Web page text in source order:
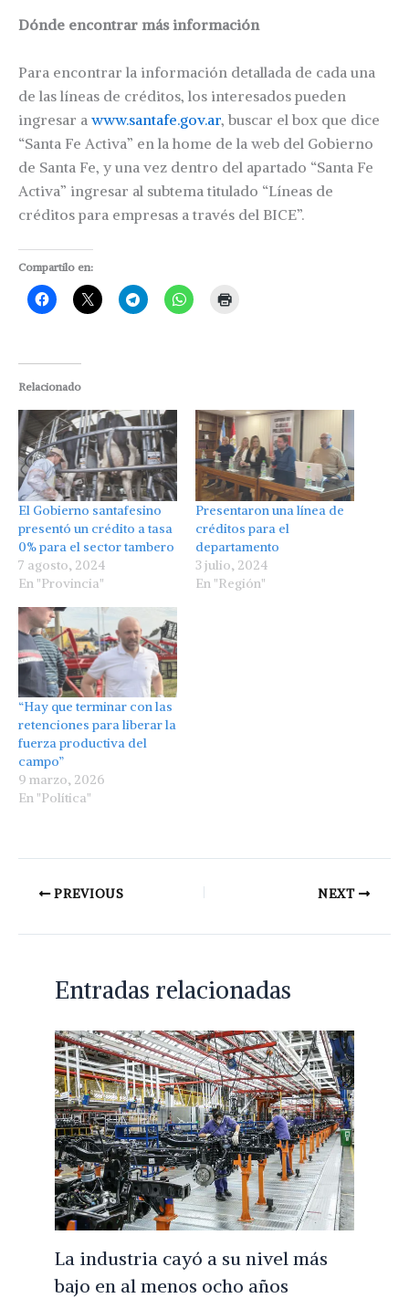
Dónde encontrar más información
Para encontrar la información detallada de cada una
de las líneas de créditos, los interesados pueden
ingresar a www.santafe.gov.ar, buscar el box que dice
“Santa Fe Activa” en la home de la web del Gobierno
de Santa Fe, y una vez dentro del apartado “Santa Fe
Activa” ingresar al subtema titulado “Líneas de
créditos para empresas a través del BICE”.
Compartilo en:
Relacionado
El Gobierno santafesino
presentó un crédito a tasa
0% para el sector tambero
7 agosto, 2024
En "Provincia"
Presentaron una línea de
créditos para el
departamento
3 julio, 2024
En "Región"
“Hay que terminar con las
retenciones para liberar la
fuerza productiva del
campo”
9 marzo, 2026
En "Política"
PREVIOUS NEXT
Entradas relacionadas
La industria cayó a su nivel más
bajo en al menos ocho años